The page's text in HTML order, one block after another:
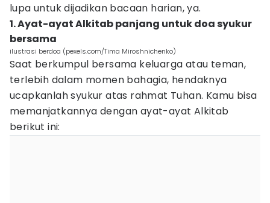
lupa untuk dijadikan bacaan harian, ya.
1. Ayat-ayat Alkitab panjang untuk doa syukur
bersama
ilustrasi berdoa (pexels.com/Tima Miroshnichenko)
Saat berkumpul bersama keluarga atau teman,
terlebih dalam momen bahagia, hendaknya
ucapkanlah syukur atas rahmat Tuhan. Kamu bisa
memanjatkannya dengan ayat-ayat Alkitab
berikut ini: